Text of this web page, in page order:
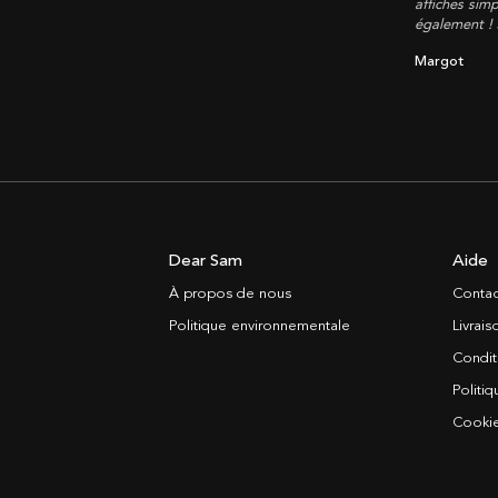
affiches
également !
Margot
Dear Sam
À propos de nous
Politique environnementale
Aide